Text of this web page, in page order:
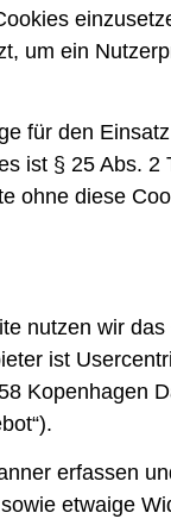
um ein
für den
ist § 25 Abs. 2
ohne diese
nutzen wir
ist
Kopenhagen
erfassen
etwaige